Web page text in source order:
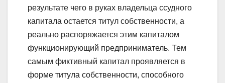
результате чего в руках владельца ссудного
капитала остается титул собственности, а
реально распоряжается этим капиталом
функционирующий предприниматель. Тем
самым фиктивный капитал проявляется в
форме титула собственности, способного